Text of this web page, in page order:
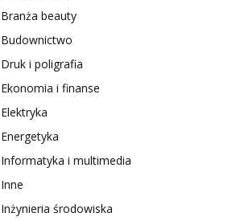
Branża beauty
Budownictwo
Druk i poligrafia
Ekonomia i finanse
Elektryka
Energetyka
Informatyka i multimedia
Inne
Inżynieria środowiska